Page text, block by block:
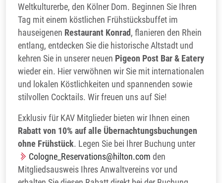
Weltkulturerbe, den Kölner Dom. Beginnen Sie Ihren
Tag mit einem köstlichen Frühstücksbuffet im
hauseigenen Restaurant Konrad , flanieren den Rhein
entlang, entdecken Sie die historische Altstadt und
kehren Sie in unserer neuen Pigeon Post Bar & Eatery
wieder ein. Hier verwöhnen wir Sie mit internationalen
und lokalen Köstlichkeiten und spannenden sowie
stilvollen Cocktails. Wir freuen uns auf Sie!
Exklusiv für KAV Mitglieder bieten wir Ihnen einen
Rabatt von 10% auf alle Übernachtungsbuchungen
ohne Frühstück. Legen Sie bei Ihrer Buchung unter
Cologne_Reservations@hilton.com den
Mitgliedsausweis Ihres Anwaltvereins vor und